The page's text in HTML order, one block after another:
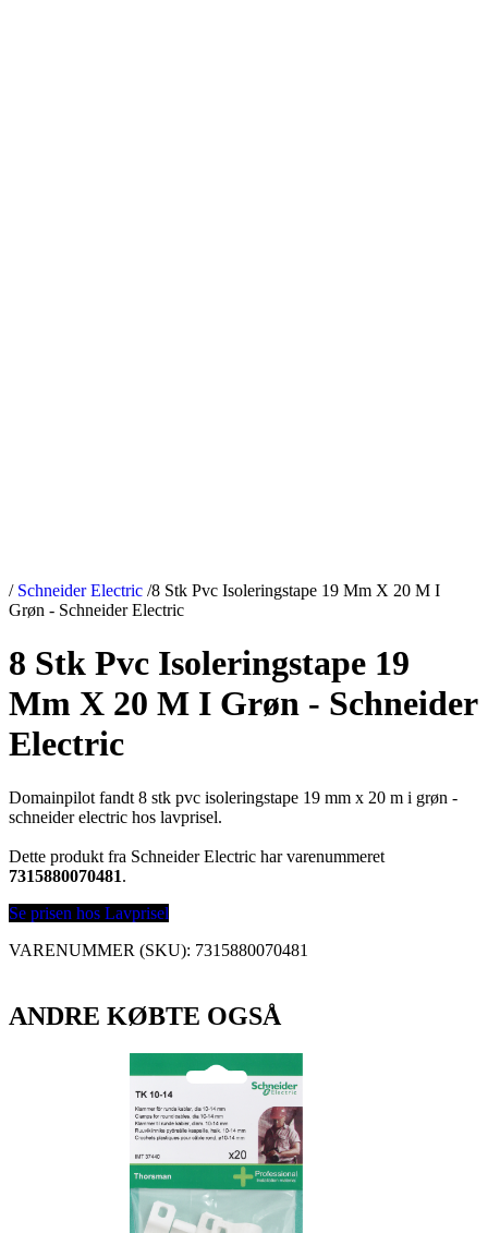
/ Schneider Electric /8 Stk Pvc Isoleringstape 19 Mm X 20 M I
Grøn - Schneider Electric
8 Stk Pvc Isoleringstape 19
Mm X 20 M I Grøn - Schneider
Electric
Domainpilot fandt 8 stk pvc isoleringstape 19 mm x 20 m i grøn -
schneider electric hos lavprisel.
Dette produkt fra Schneider Electric har varenummeret
7315880070481.
Se prisen hos Lavprisel
VARENUMMER (SKU): 7315880070481
ANDRE KØBTE OGSÅ